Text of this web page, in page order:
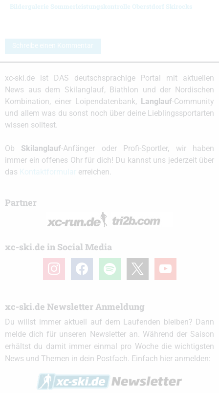
Bildergalerie Sommerleistungskontrolle Oberstdorf Skirocks
Schreibe einen Kommentar
xc-ski.de ist DAS deutschsprachige Portal mit aktuellen
News aus dem Skilanglauf, Biathlon und der Nordischen
Kombination, einer Loipendatenbank, Langlauf-Community
und allem was du sonst noch über deine Lieblingssportarten
wissen solltest.
Ob Skilanglauf-Anfänger oder Profi-Sportler, wir haben
immer ein offenes Ohr für dich! Du kannst uns jederzeit über
das
erreichen.
Partner
xc-ski.de in Social Media
instagramfacebook spotify youtube
xc-ski.de Newsletter Anmeldung
Du willst immer aktuell auf dem Laufenden bleiben? Dann
melde dich für unseren Newsletter an. Während der Saison
erhältst du damit immer einmal pro Woche die wichtigsten
News und Themen in dein Postfach. Einfach hier anmelden: